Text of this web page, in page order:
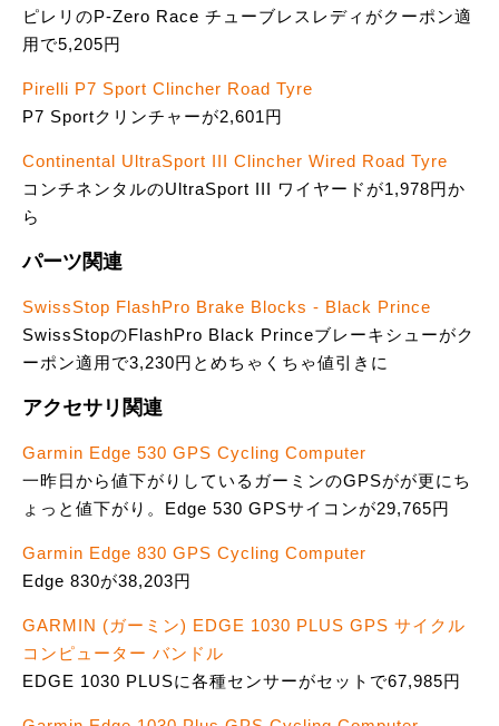
ピレリのP-Zero Race チューブレスレディがクーポン適
用で5,205円
Pirelli P7 Sport Clincher Road Tyre
P7 Sportクリンチャーが2,601円
Continental UltraSport III Clincher Wired Road Tyre
コンチネンタルのUltraSport III ワイヤードが1,978円か
ら
パーツ関連
SwissStop FlashPro Brake Blocks - Black Prince
SwissStopのFlashPro Black Princeブレーキシューがク
ーポン適用で3,230円とめちゃくちゃ値引きに
アクセサリ関連
Garmin Edge 530 GPS Cycling Computer
一昨日から値下がりしているガーミンのGPSがが更にち
ょっと値下がり。Edge 530 GPSサイコンが29,765円
Garmin Edge 830 GPS Cycling Computer
Edge 830が38,203円
GARMIN (ガーミン) EDGE 1030 PLUS GPS サイクル
コンピューター バンドル
EDGE 1030 PLUSに各種センサーがセットで67,985円